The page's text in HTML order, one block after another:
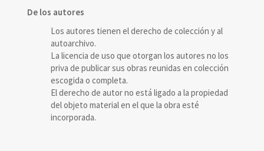
De los autores
Los autores tienen el derecho de colección y al
autoarchivo.
La licencia de uso que otorgan los autores no los
priva de publicar sus obras reunidas en colección
escogida o completa.
El derecho de autor no está ligado a la propiedad
del objeto material en el que la obra esté
incorporada.